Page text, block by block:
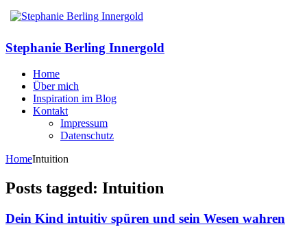
Stephanie Berling Innergold
Home
Über mich
Inspiration im Blog
Kontakt
Impressum
Datenschutz
HomeIntuition
Posts tagged: Intuition
Dein Kind intuitiv spüren und sein Wesen wahren